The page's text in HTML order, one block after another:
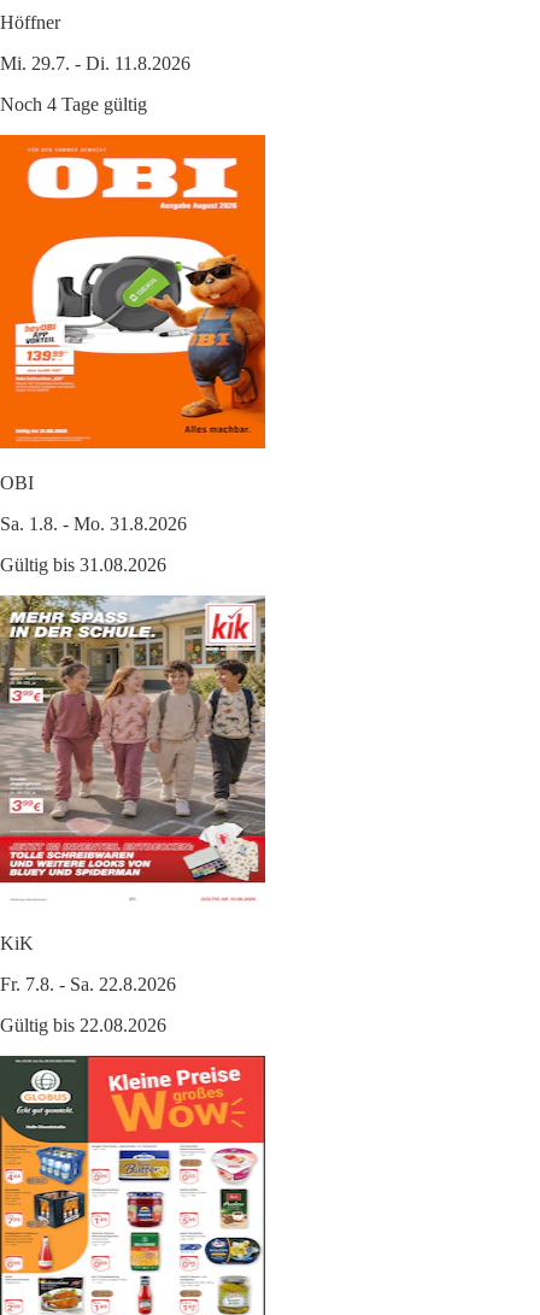
Höffner
Mi. 29.7. - Di. 11.8.2026
Noch 4 Tage gültig
OBI
Sa. 1.8. - Mo. 31.8.2026
Gültig bis 31.08.2026
KiK
Fr. 7.8. - Sa. 22.8.2026
Gültig bis 22.08.2026